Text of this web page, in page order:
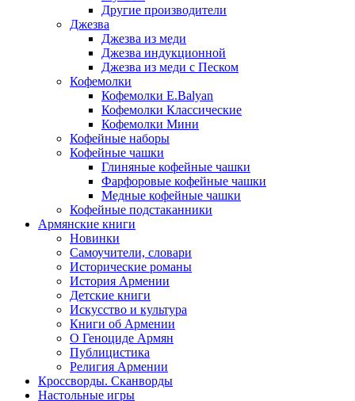
Другие производители
Джезва
Джезва из меди
Джезва индукционной
Джезва из меди с Песком
Кофемолки
Кофемолки E.Balyan
Кофемолки Классические
Кофемолки Мини
Кофейные наборы
Кофейные чашки
Глиняные кофейные чашки
Фарфоровые кофейные чашки
Медные кофейные чашки
Кофейные подстаканники
Армянские книги
Новинки
Самоучители, словари
Исторические романы
История Армении
Детские книги
Иcкусство и культура
Книги об Армении
О Геноциде Армян
Публицистика
Религия Армении
Кроссворды. Сканворды
Настольные игры